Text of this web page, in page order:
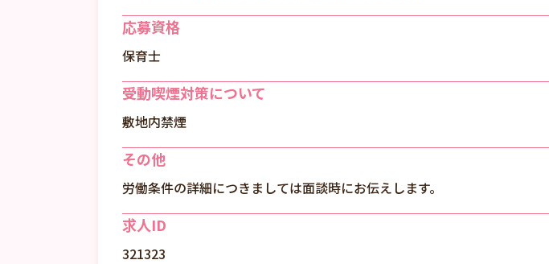
応募資格
保育士
受動喫煙対策について
敷地内禁煙
その他
労働条件の詳細につきましては面談時にお伝えします。
求人ID
321323